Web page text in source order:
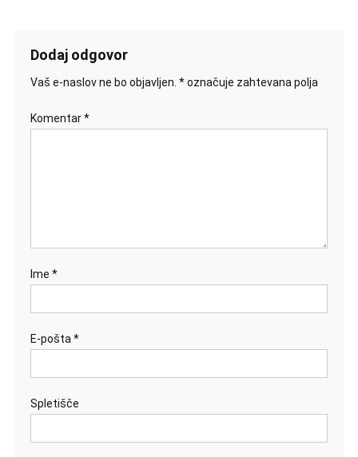
Dodaj odgovor
Vaš e-naslov ne bo objavljen. *označuje zahtevana polja
Komentar*
Ime *
E-pošta *
Spletišče